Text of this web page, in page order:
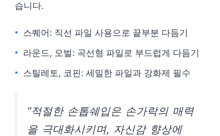
습니다.
스퀘어: 직선 파일 사용으로 끝부분 다듬기
라운드, 오벌: 곡선형 파일로 부드럽게 다듬기
스틸레토, 코핀: 세밀한 파일과 강화제 필수
“적절한 손톱쉐입은 손가락의 매력
을 극대화시키며, 자신감 향상에